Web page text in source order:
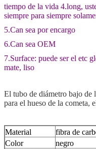
tiempo de la vida 4.long,
siempre para siempre
5.Can sea por encargo
6.Can sea OEM
7.Surface: puede ser el etc
mate, liso
El tubo de diámetro bajo de
para el hueso de la cometa,
Material
fibra de
Color
negro